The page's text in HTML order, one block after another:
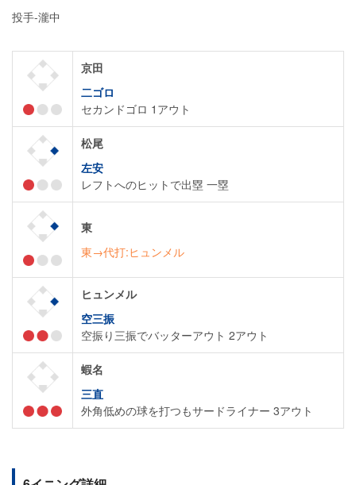
投手-瀧中
京田
二ゴロ
セカンドゴロ 1アウト
松尾
左安
レフトへのヒットで出塁 一塁
東
東→代打:ヒュンメル
ヒュンメル
空三振
空振り三振でバッターアウト 2アウト
蝦名
三直
外角低めの球を打つもサードライナー 3アウト